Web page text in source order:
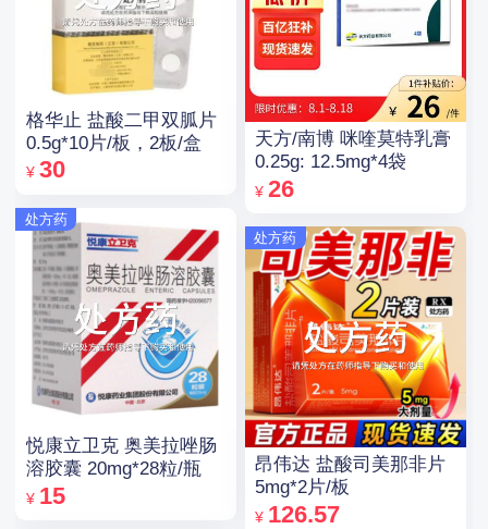
格华止 盐酸二甲双胍片
0.5g*10片/板，2板/盒
¥ 30
处方药
悦康立卫克 奥美拉唑肠
溶胶囊 20mg*28粒/瓶
¥ 15
天方/南博 咪喹莫特乳膏
0.25g: 12.5mg*4袋
¥ 26
处方药
昂伟达 盐酸司美那非片
5mg*2片/板
¥ 126.57